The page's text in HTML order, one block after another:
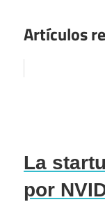
Artículos
La
por